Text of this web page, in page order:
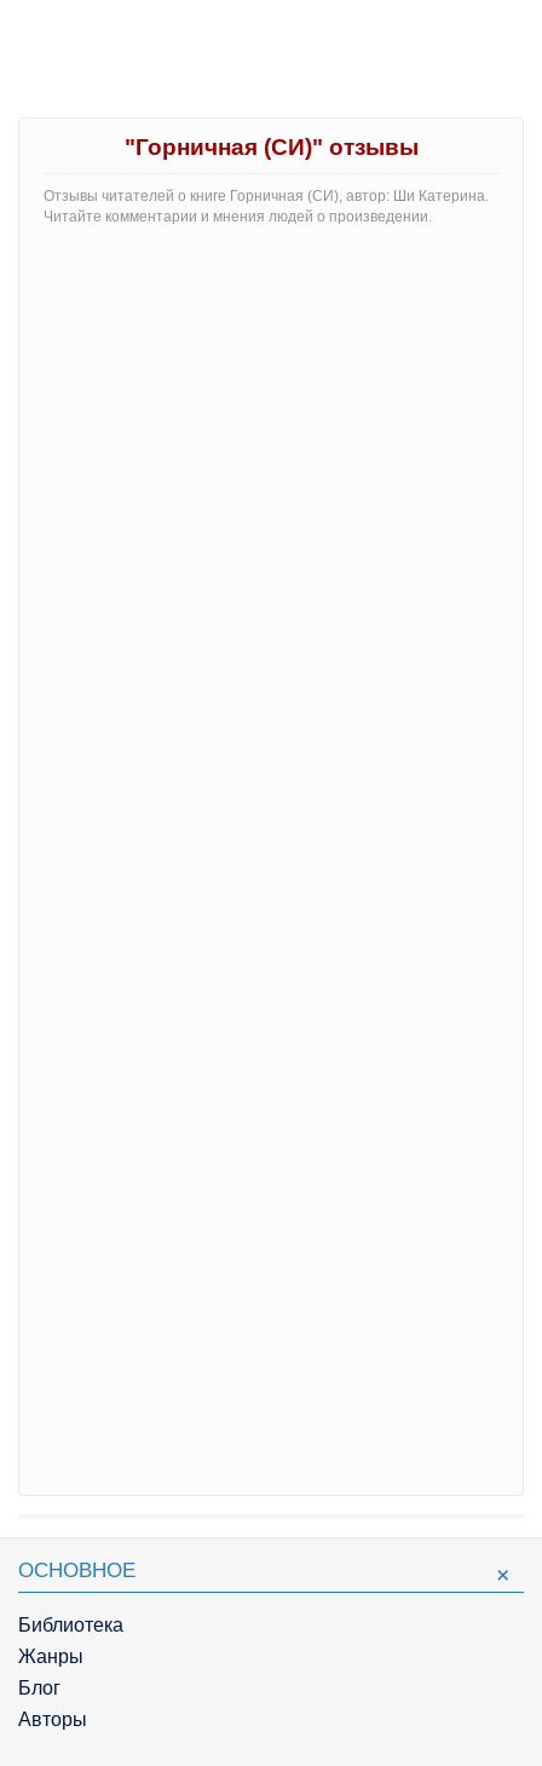
"Горничная (СИ)" отзывы
Отзывы читателей о книге Горничная (СИ), автор: Ши Катерина.
Читайте комментарии и мнения людей о произведении.
ОСНОВНОЕ
Библиотека
Жанры
Блог
Авторы